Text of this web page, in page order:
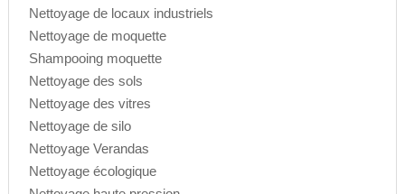
Nettoyage de locaux industriels
Nettoyage de moquette
Shampooing moquette
Nettoyage des sols
Nettoyage des vitres
Nettoyage de silo
Nettoyage Verandas
Nettoyage écologique